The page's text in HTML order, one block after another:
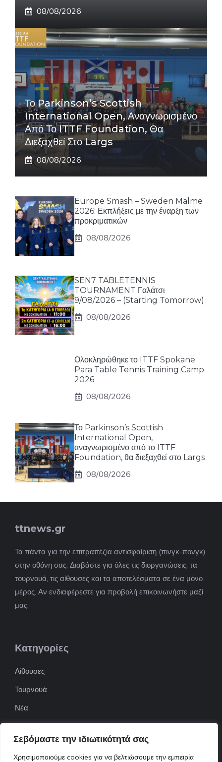
Σεβόμαστε την ιδιωτικότητά σας
Χρησιμοποιούμε cookies για να βελτιώσουμε την εμπειρία
08/08/2026
Το Parkinson’s Scottish
International Open, Αναγνωρισμένο
Από Το ITTF Foundation, Θα
Διεξαχθεί Στο Largs
08/08/2026
Europe Smash – Sweden Malme
2026: Εκπλήξεις με την έναρξη των
προκριματικών
08/08/2026
SEN7 TABLETENNIS
TOURNAMENT Γαλάτσι
9/08/2026 – (Starting Tomorrow)
08/08/2026
Ολοκληρώθηκε το ITTF Spokane
Para Table Tennis Training Camp
2026
08/08/2026
Το Parkinson’s Scottish
International Open,
αναγνωρισμένο από το ITTF
Foundation, θα διεξαχθεί στο Largs
08/08/2026
ttnews.gr
Τα πάντα για την επιτραπέζια αντισφαίριση (πινγκ-πονγκ)
στην οθόνη σας. Διαβάστε για όλες τις διοργανώσεις, τα
τουρνουά, τις αίθουσες και τα αποτελέσματα σε ένα μόνο
μέρος. Αν ενδιαφέρεστε για προβολή επικοινωνήστε μαζί
μας.
Κατηγορίες
Αίθουσες
Τουρνουά
Νέα
ΠΟΦΕΠΑ